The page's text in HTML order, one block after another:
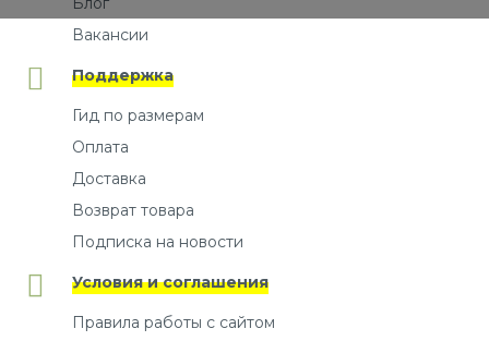
Вакансии
Поддержка
Гид по размерам
Оплата
Доставка
Возврат товара
Подписка на новости
Условия и соглашения
Правила работы с сайтом